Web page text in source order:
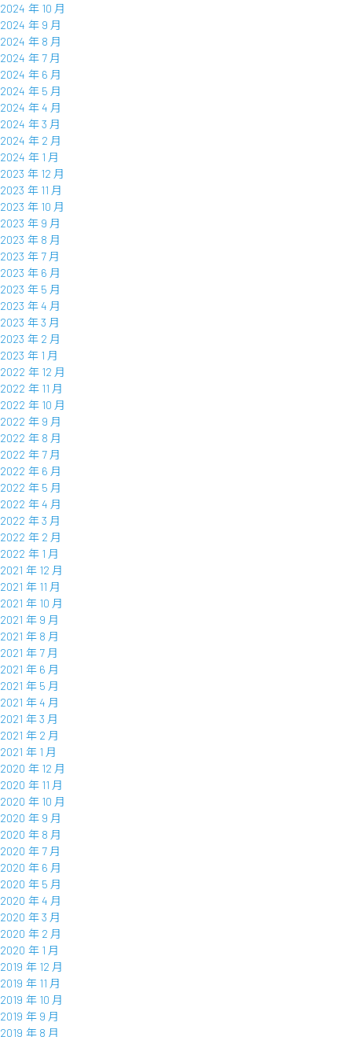
2024 年 10 月
2024 年 9 月
2024 年 8 月
2024 年 7 月
2024 年 6 月
2024 年 5 月
2024 年 4 月
2024 年 3 月
2024 年 2 月
2024 年 1 月
2023 年 12 月
2023 年 11 月
2023 年 10 月
2023 年 9 月
2023 年 8 月
2023 年 7 月
2023 年 6 月
2023 年 5 月
2023 年 4 月
2023 年 3 月
2023 年 2 月
2023 年 1 月
2022 年 12 月
2022 年 11 月
2022 年 10 月
2022 年 9 月
2022 年 8 月
2022 年 7 月
2022 年 6 月
2022 年 5 月
2022 年 4 月
2022 年 3 月
2022 年 2 月
2022 年 1 月
2021 年 12 月
2021 年 11 月
2021 年 10 月
2021 年 9 月
2021 年 8 月
2021 年 7 月
2021 年 6 月
2021 年 5 月
2021 年 4 月
2021 年 3 月
2021 年 2 月
2021 年 1 月
2020 年 12 月
2020 年 11 月
2020 年 10 月
2020 年 9 月
2020 年 8 月
2020 年 7 月
2020 年 6 月
2020 年 5 月
2020 年 4 月
2020 年 3 月
2020 年 2 月
2020 年 1 月
2019 年 12 月
2019 年 11 月
2019 年 10 月
2019 年 9 月
2019 年 8 月